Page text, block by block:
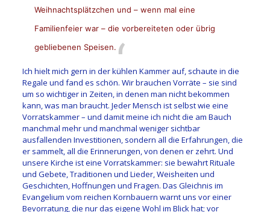
Weihnachtsplätzchen und – wenn mal eine
Familienfeier war – die vorbereiteten oder übrig
gebliebenen Speisen.
Ich hielt mich gern in der kühlen Kammer auf, schaute in die
Regale und fand es schön. Wir brauchen Vorräte – sie sind
um so wichtiger in Zeiten, in denen man nicht bekommen
kann, was man braucht. Jeder Mensch ist selbst wie eine
Vorratskammer – und damit meine ich nicht die am Bauch
manchmal mehr und manchmal weniger sichtbar
ausfallenden Investitionen, sondern all die Erfahrungen, die
er sammelt, all die Erinnerungen, von denen er zehrt. Und
unsere Kirche ist eine Vorratskammer: sie bewahrt Rituale
und Gebete, Traditionen und Lieder, Weisheiten und
Geschichten, Hoffnungen und Fragen. Das Gleichnis im
Evangelium vom reichen Kornbauern warnt uns vor einer
Bevorratung, die nur das eigene Wohl im Blick hat; vor